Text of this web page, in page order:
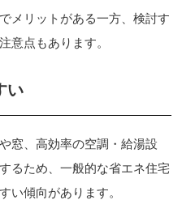
メリットがある一方、検討す
意点もあります。
い
窓、高効率の空調・給湯設
るため、一般的な省エネ住宅
い傾向があります。